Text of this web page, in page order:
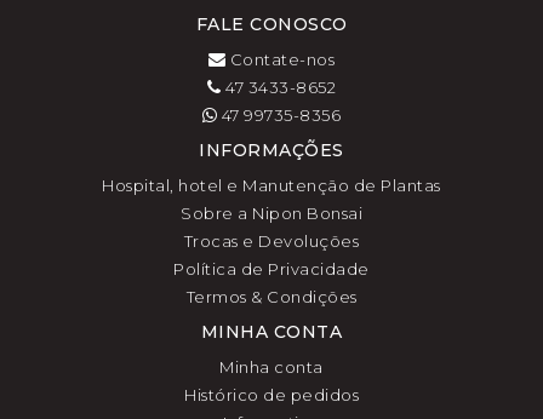
FALE CONOSCO
Contate-nos
47 3433-8652
47 99735-8356
INFORMAÇÕES
Hospital, hotel e Manutenção de Plantas
Sobre a Nipon Bonsai
Trocas e Devoluções
Política de Privacidade
Termos & Condições
MINHA CONTA
Minha conta
Histórico de pedidos